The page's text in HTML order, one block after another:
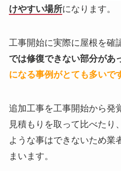
けやすい場所になります。
工事開始に実際に屋根を確
では修復できない部分があ
になる事例がとても多いで
追加工事を工事開始から発
見積もりを取って比べたり
ような事はできないため業
まいます。